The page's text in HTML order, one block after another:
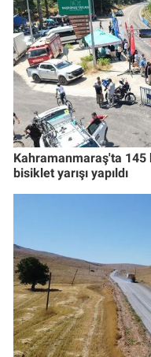
Kahramanmaraş'ta
bisiklet yarışı yapıldı